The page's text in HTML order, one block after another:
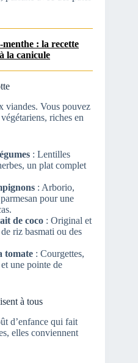
menthe : la recette
la canicule
viandes. Vous pouvez
riches en
: Lentilles
un plat complet
: Arborio,
pour une
de coco : Original et
riz basmati ou des
tomate : Courgettes,
une pointe de
à tous
d’enfance qui fait
elles conviennent